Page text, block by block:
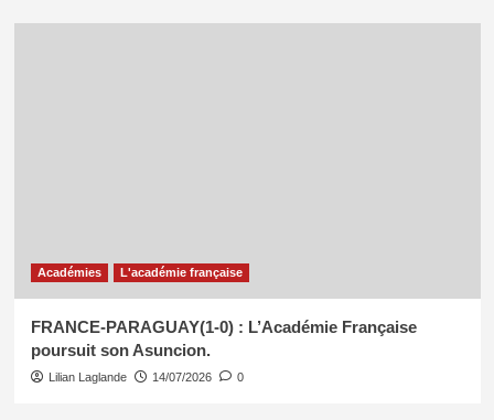
Académies L'académie française
FRANCE-PARAGUAY(1-0) : L’Académie Française
poursuit son Asuncion.
Lilian Laglande 14/07/2026 0